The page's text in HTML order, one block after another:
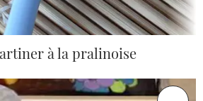
à la pralinoise